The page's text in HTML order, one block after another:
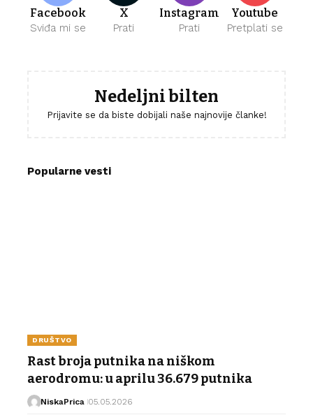
Facebook
Sviđa mi se
X
Prati
Instagram
Prati
Youtube
Pretplati se
Nedeljni bilten
Prijavite se da biste dobijali naše najnovije članke!
Popularne vesti
DRUŠTVO
Rast broja putnika na niškom
aerodromu: u aprilu 36.679 putnika
NiskaPrica 05.05.2026